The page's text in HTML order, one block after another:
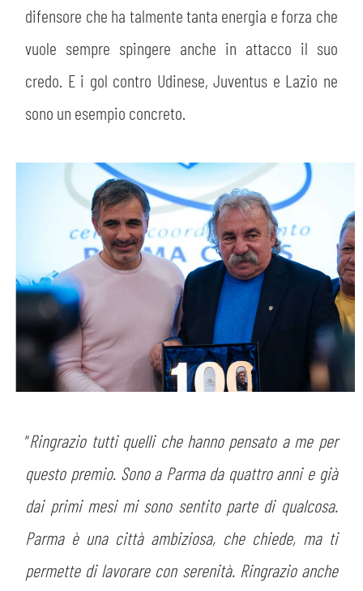
difensore che ha talmente tanta energia e forza che
vuole sempre spingere anche in attacco il suo
credo. E i gol contro Udinese, Juventus e Lazio ne
sono un esempio concreto.
“Ringrazio tutti quelli che hanno pensato a me per
questo premio. Sono a Parma da quattro anni e già
dai primi mesi mi sono sentito parte di qualcosa.
Parma è una città ambiziosa, che chiede, ma ti
permette di lavorare con serenità. Ringrazio anche